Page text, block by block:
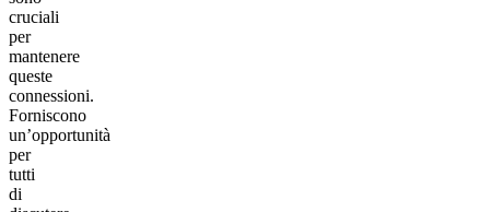
cruciali
per
mantenere
queste
connessioni.
Forniscono
un’opportunità
per
tutti
di